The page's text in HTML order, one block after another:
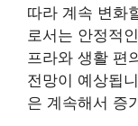
따라 계속 변화
로서는 안정적
프라와 생활 편
전망이 예상됩
은 계속해서 증